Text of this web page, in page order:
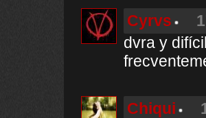
Cyrvs
dvra y
Chiqui